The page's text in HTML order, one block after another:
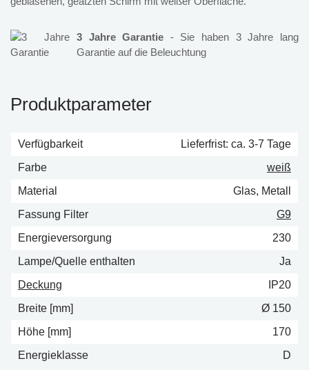
3 Jahre Garantie - Sie haben 3 Jahre lang
Garantie auf die Beleuchtung
Produktparameter
Verfügbarkeit
Lieferfrist: ca. 3-7 Tage
Farbe
weiß
Material
Glas, Metall
Fassung Filter
G9
Energieversorgung
230
Lampe/Quelle enthalten
Ja
Deckung
IP20
Breite [mm]
Ø 150
Höhe [mm]
170
Energieklasse
D